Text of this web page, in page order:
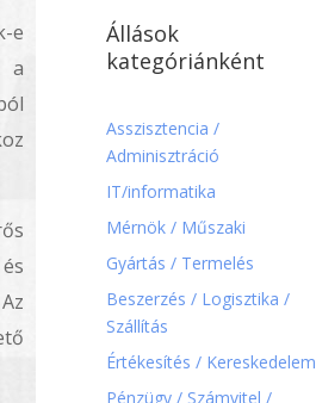
e
a
Állások
kategóriánként
Asszisztencia /
Adminisztráció
IT/informatika
Mérnök / Műszaki
Gyártás / Termelés
Beszerzés / Logisztika /
Szállítás
Értékesítés / Kereskedelem
Pénzügy / Számvitel /